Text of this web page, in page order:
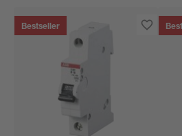
Bestseller